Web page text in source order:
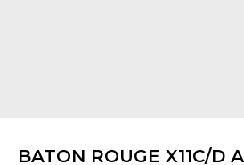
BATON ROUGE X11C/D